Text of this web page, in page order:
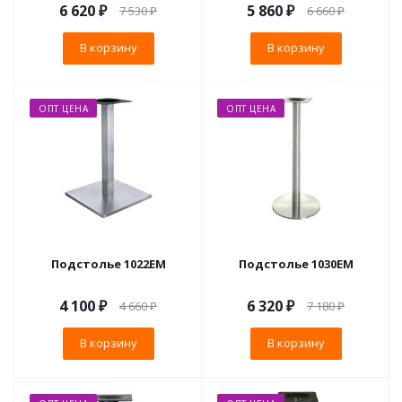
6 620₽ 7 530₽
В корзину
5 860₽ 6 660₽
В корзину
ОПТ ЦЕНА
Подстолье 1022EM
4 100₽ 4 660₽
В корзину
ОПТ ЦЕНА
Подстолье 1030EM
6 320₽ 7 180₽
В корзину